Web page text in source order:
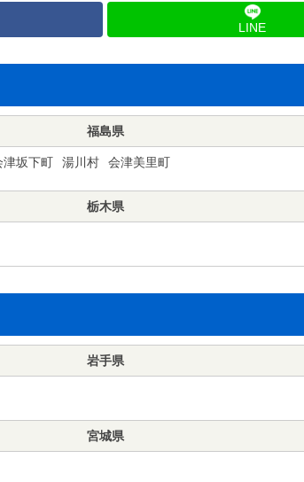
LINE
福島県
津坂下町 湯川村 会津美里町
栃木県
岩手県
宮城県